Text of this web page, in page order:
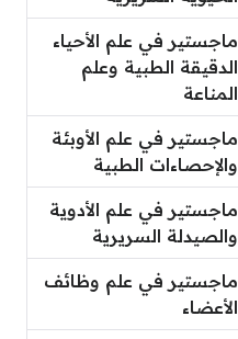
ماجستير في علم الأحياء
الدقيقة الطبية وعلم
المناعة
ماجستير في علم الأوبئة
والإحصاءات الطبية
ماجستير في علم الأدوية
والصيدلة السريرية
ماجستير في علم وظائف
الأعضاء